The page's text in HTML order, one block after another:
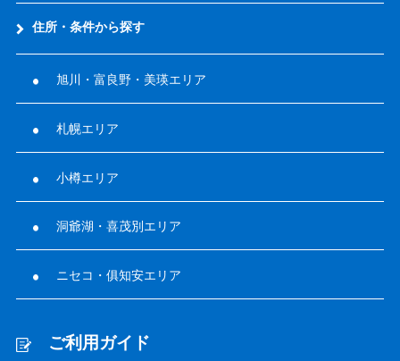
住所・条件から探す
旭川・富良野・美瑛エリア
札幌エリア
小樽エリア
洞爺湖・喜茂別エリア
ニセコ・俱知安エリア
ご利用ガイド